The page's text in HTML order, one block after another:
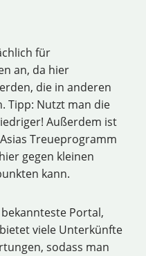
für
an, da hier
die in anderen
Tipp: Nutzt man die
Außerdem ist
Treueprogramm
gegen kleinen
kann.
Portal,
viele Unterkünfte
sodass man